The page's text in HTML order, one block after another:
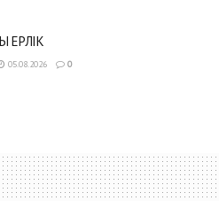
ЕРЛІК
05.08.2026 0